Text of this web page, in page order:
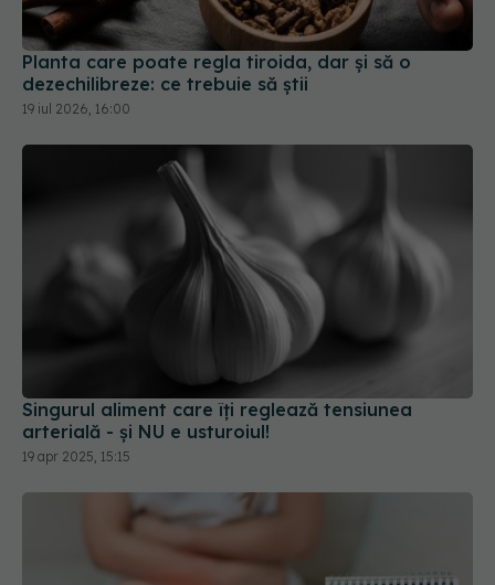
Planta care poate regla tiroida, dar și să o
dezechilibreze: ce trebuie să știi
19 iul 2026, 16:00
Singurul aliment care îți reglează tensiunea
arterială - și NU e usturoiul!
19 apr 2025, 15:15